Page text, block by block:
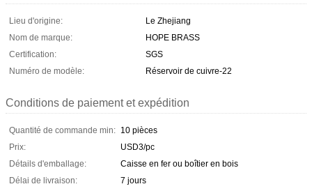
Lieu d'origine:
Le Zhejiang
Nom de marque:
HOPE BRASS
Certification:
SGS
Numéro de modèle:
Réservoir de cuivre-22
Conditions de paiement et expédition
Quantité de commande min: 10 pièces
Prix:
USD3/pc
Détails d'emballage:
Caisse en fer ou boîtier en bois
Délai de livraison:
7 jours